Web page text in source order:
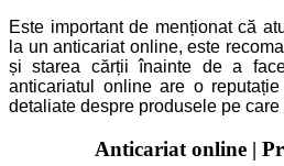
Este important de menționat că
la un anticariat online, este
și starea cărții înainte de a
anticariatul online are o
detaliate despre produsele pe care
Anticariat online |